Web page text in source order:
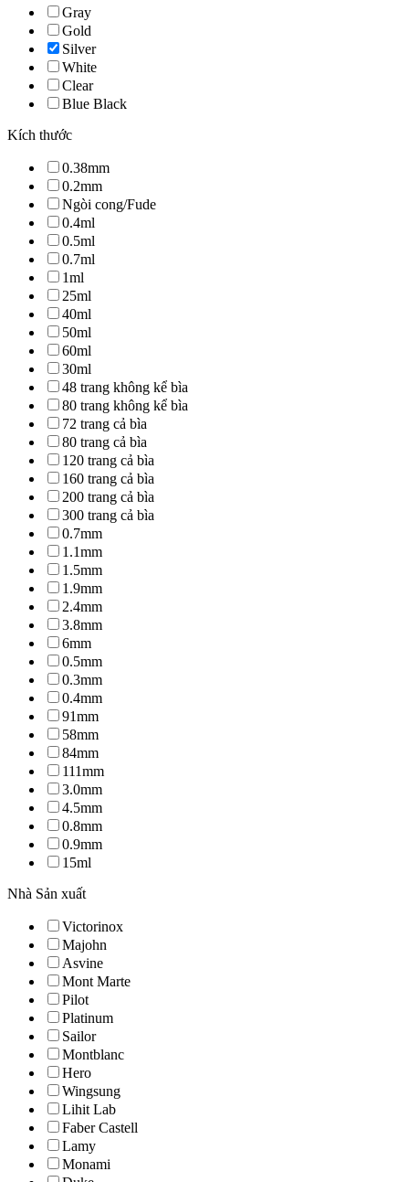
Gray
Gold
Silver
White
Clear
Blue Black
Kích thước
0.38mm
0.2mm
Ngòi cong/Fude
0.4ml
0.5ml
0.7ml
1ml
25ml
40ml
50ml
60ml
30ml
48 trang không kể bìa
80 trang không kể bìa
72 trang cả bìa
80 trang cả bìa
120 trang cả bìa
160 trang cả bìa
200 trang cả bìa
300 trang cả bìa
0.7mm
1.1mm
1.5mm
1.9mm
2.4mm
3.8mm
6mm
0.5mm
0.3mm
0.4mm
91mm
58mm
84mm
111mm
3.0mm
4.5mm
0.8mm
0.9mm
15ml
Nhà Sản xuất
Victorinox
Majohn
Asvine
Mont Marte
Pilot
Platinum
Sailor
Montblanc
Hero
Wingsung
Lihit Lab
Faber Castell
Lamy
Monami